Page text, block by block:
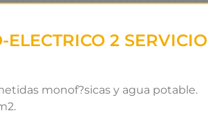
2 SERVICIO
monof?sicas y agua potable.